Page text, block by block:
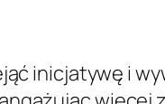
inicjatywę i